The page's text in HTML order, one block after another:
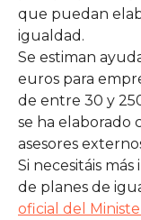
que puedan
igualdad.
Se estiman
euros para
de entre 30 y
se ha elaborado
asesores
Si necesitáis
de planes de
oficial del